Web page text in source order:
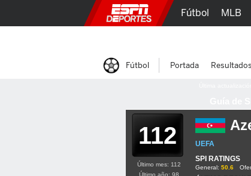
112
UEFA
SPI RATINGS
General: 50.6
Último mes: 112
Último año: 98
Fútbol MLB
Fútbol Portada Resultados